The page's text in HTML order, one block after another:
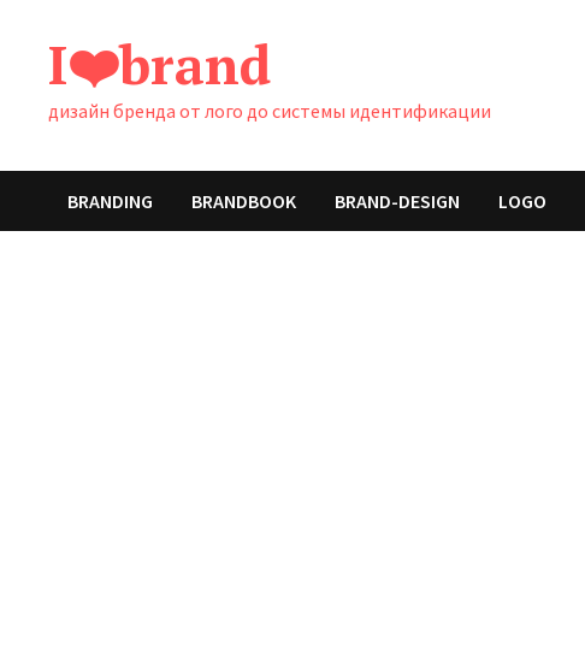
содержимому
I❤️brand
дизайн бренда от лого до системы идентификации
BRANDING BRANDBOOK BRAND-DESIGN LOGO